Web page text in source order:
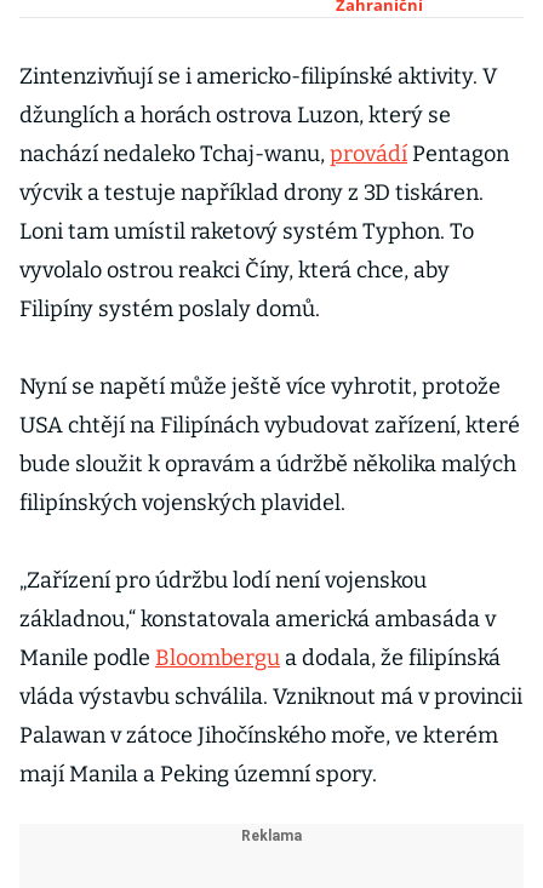
letadlovka má
historii nezdarů
Zahraniční
Zintenzivňují se i americko-filipínské aktivity. V
džunglích a horách ostrova Luzon, který se
nachází nedaleko Tchaj-wanu,provádíPentagon
výcvik a testuje například drony z 3D tiskáren.
Loni tam umístil raketový systém Typhon. To
vyvolalo ostrou reakci Číny, která chce, aby
Filipíny systém poslaly domů.
Nyní se napětí může ještě více vyhrotit, protože
USA chtějí na Filipínách vybudovat zařízení, které
bude sloužit k opravám a údržbě několika malých
filipínských vojenských plavidel.
„Zařízení pro údržbu lodí není vojenskou
základnou,“ konstatovala americká ambasáda v
Manile podle Bloombergu a dodala, že filipínská
vláda výstavbu schválila. Vzniknout má v provincii
Palawan v zátoce Jihočínského moře, ve kterém
mají Manila a Peking územní spory.